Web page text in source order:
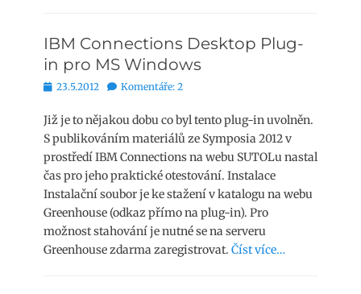
IBM Connections Desktop Plug-
in pro MS Windows
Publikováno
23.5.2012 Komentáře: 2
Již je to nějakou dobu co byl tento plug-in uvolněn.
S publikováním materiálů ze Symposia 2012 v
prostředí IBM Connections na webu SUTOLu nastal
čas pro jeho praktické otestování. Instalace
Instalační soubor je ke stažení v katalogu na webu
Greenhouse (odkaz přímo na plug-in). Pro
možnost stahování je nutné se na serveru
Greenhouse zdarma zaregistrovat. Číst více…